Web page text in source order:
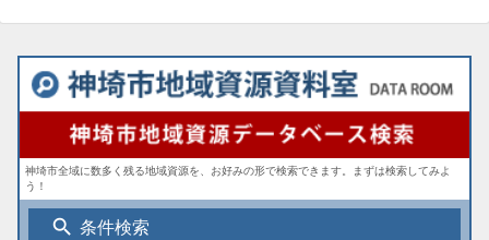
神埼市全域に数多く残る地域資源を、お好みの形で検索できます。まずは検索してみよ
う！
search 条件検索